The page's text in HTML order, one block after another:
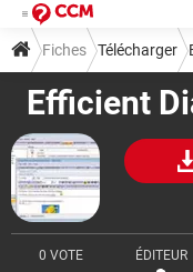
Efficient
0 VOTE ÉDITEUR
Fiches Télécharger